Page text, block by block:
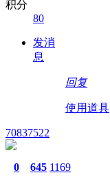
积分
80
发消
息
回复
使用道具
70837522
0 645 1169